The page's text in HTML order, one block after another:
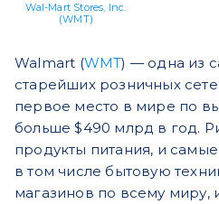
Wal-Mart Stores, Inc.
(WMT)
Walmart (WMT) — одна из
старейших розничных
первое место в мире по
больше $490 млрд в год.
продукты питания, и
в том числе бытовую
магазинов по всему миру,